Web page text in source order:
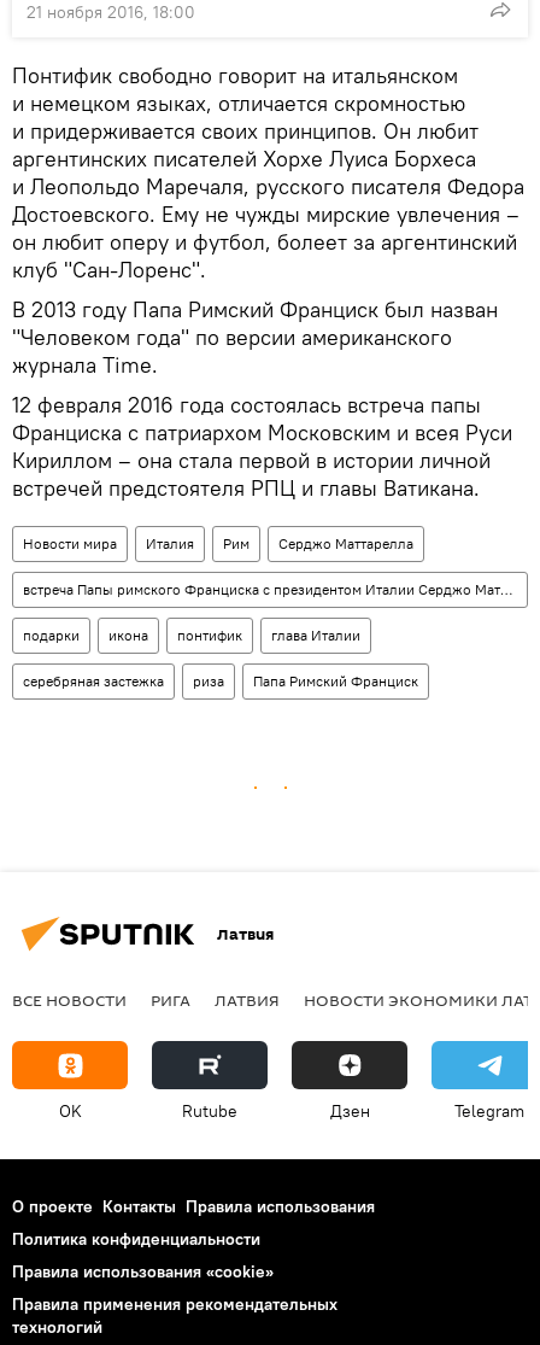
21 ноября 2016, 18:00
Понтифик свободно говорит на итальянском
и немецком языках, отличается скромностью
и придерживается своих принципов. Он любит
аргентинских писателей Хорхе Луиса Борхеса
и Леопольдо Маречаля, русского писателя Федора
Достоевского. Ему не чужды мирские увлечения –
он любит оперу и футбол, болеет за аргентинский
клуб "Сан-Лоренс".
В 2013 году Папа Римский Франциск был назван
"Человеком года" по версии американского
журнала Time.
12 февраля 2016 года состоялась встреча папы
Франциска с патриархом Московским и всея Руси
Кириллом – она стала первой в истории личной
встречей предстоятеля РПЦ и главы Ватикана.
Новости мира Италия Рим Серджо Маттарелла
встреча Папы римского Франциска с президентом Италии Серджо Маттареллой
подарки икона понтифик глава Италии
серебряная застежка риза Папа Римский Франциск
Латвия
ВСЕ НОВОСТИ РИГА ЛАТВИЯ НОВОСТИ ЭКОНОМИКИ
OK Rutube Дзен Telegram
О проекте Контакты Правила использования
Политика конфиденциальности
Правила использования «cookie»
Правила применения рекомендательных
технологий